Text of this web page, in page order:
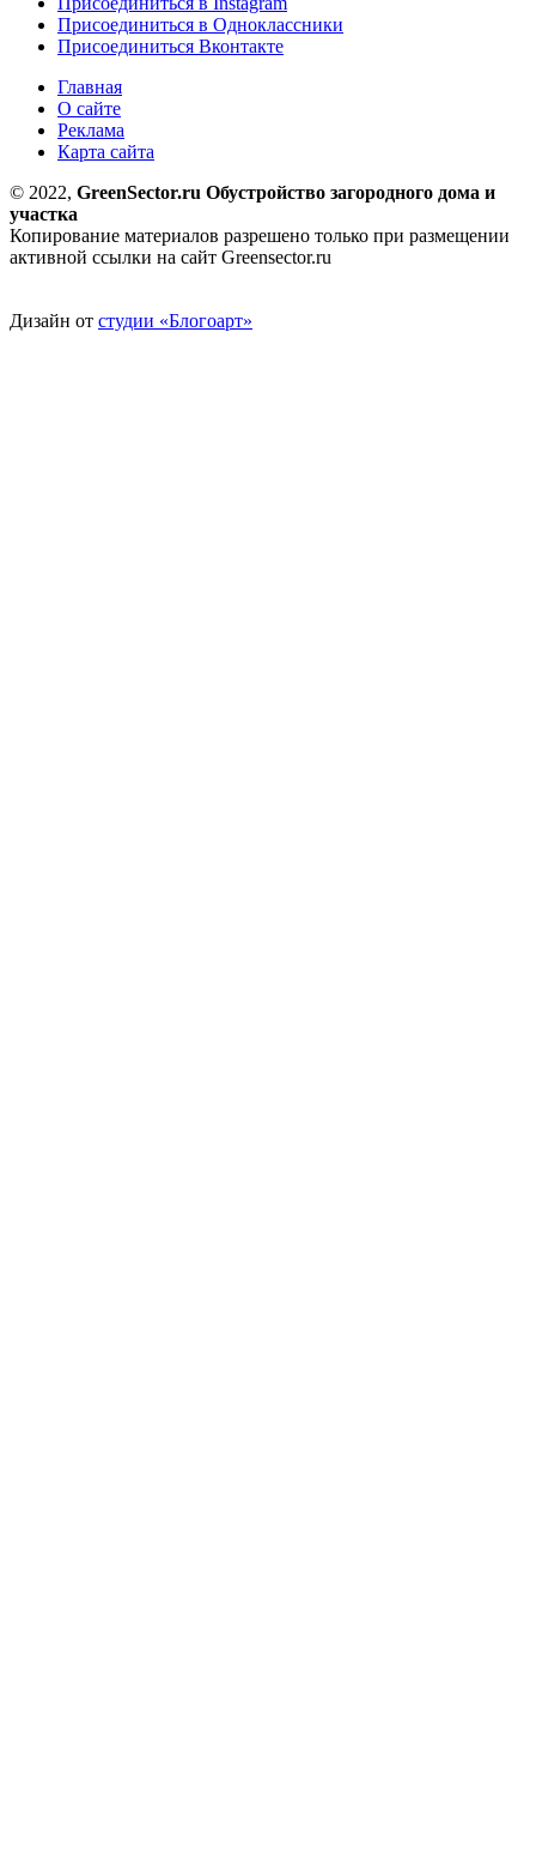
Присоединиться в Одноклассники
Присоединиться Вконтакте
Главная
О сайте
Реклама
Карта сайта
© 2022, GreenSector.ru Обустройство загородного дома и
участка
Копирование материалов разрешено только при размещении
активной ссылки на сайт Greensector.ru
Дизайн от студии «Блогоарт»